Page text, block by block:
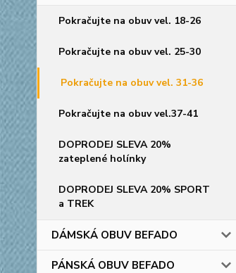
Pokračujte na obuv vel. 18-26
Pokračujte na obuv vel. 25-30
Pokračujte na obuv vel. 31-36
Pokračujte na obuv vel.37-41
DOPRODEJ SLEVA 20%
zateplené holínky
DOPRODEJ SLEVA 20% SPORT
a TREK
DÁMSKÁ OBUV BEFADO
PÁNSKÁ OBUV BEFADO